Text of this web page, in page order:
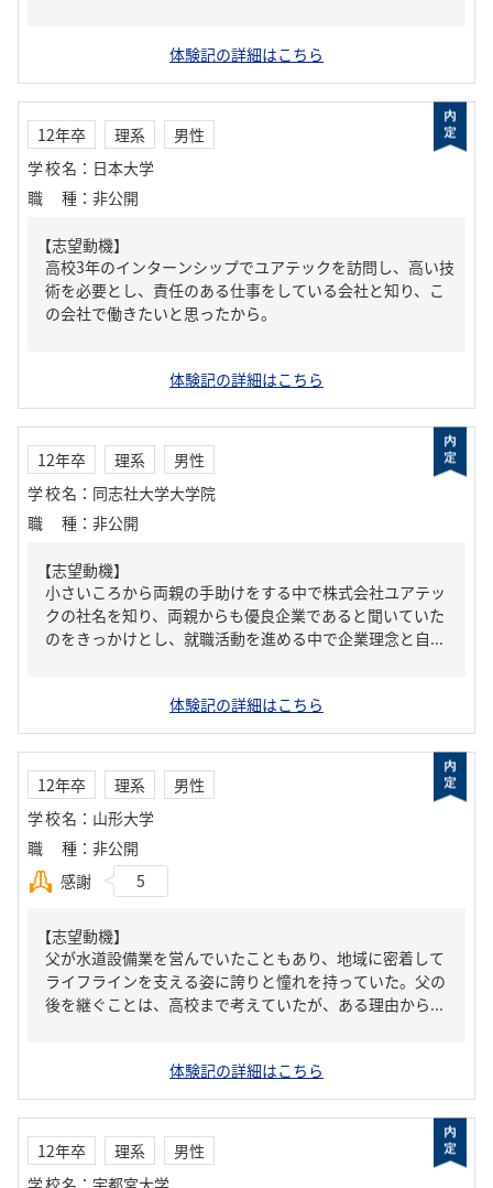
体験記の詳細はこちら
12年卒 理系
男性
学校名 ： 日本大学
職種 ： 非公開
【志望動機】
高校3年のインターンシップでユアテックを訪問し、高い技
術を必要とし、責任のある仕事をしている会社と知り、こ
の会社で働きたいと思ったから。
体験記の詳細はこちら
12年卒 理系
男性
学校名 ： 同志社大学大学院
職種 ： 非公開
【志望動機】
小さいころから両親の手助けをする中で株式会社ユアテッ
クの社名を知り、両親からも優良企業であると聞いていた
のをきっかけとし、就職活動を進める中で企業理念と自...
体験記の詳細はこちら
12年卒 理系
男性
学校名 ： 山形大学
職種 ： 非公開
感謝
5
【志望動機】
父が水道設備業を営んでいたこともあり、地域に密着して
ライフラインを支える姿に誇りと憧れを持っていた。父の
後を継ぐことは、高校まで考えていたが、ある理由から...
体験記の詳細はこちら
12年卒 理系
男性
学校名 ： 宇都宮大学